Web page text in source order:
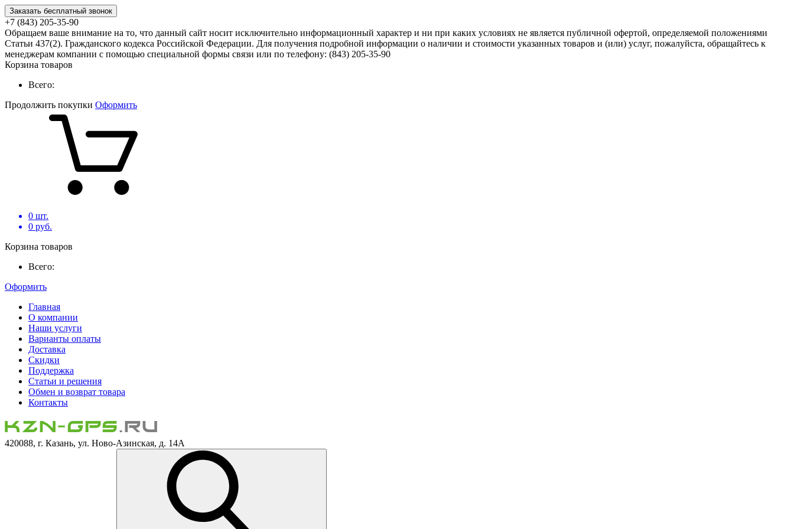
Заказать бесплатный звонок
+7 (843) 205-35-90
Обращаем ваше внимание на то, что данный сайт носит исключительно информационный характер и ни при каких условиях не является публичной офертой, определяемой положениями
Статьи 437(2). Гражданского кодекса Российской Федерации. Для получения подробной информации о наличии и стоимости указанных товаров и (или) услуг, пожалуйста, обращайтесь к
менеджерам компании с помощью специальной формы связи или по телефону: (843) 205-35-90
Корзина товаров
Всего:
Продолжить покупки Оформить
0 шт.
0 руб.
Корзина товаров
Всего:
Оформить
Главная
О компании
Наши услуги
Варианты оплаты
Доставка
Скидки
Поддержка
Статьи и решения
Обмен и возврат товара
Контакты
420088, г. Казань, ул. Ново-Азинская, д. 14А